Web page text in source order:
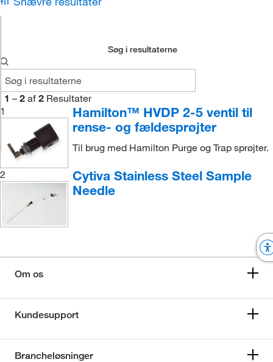
Søg i resultaterne
1 – 2 af 2 Resultater
1
Hamilton™ HVDP 2-5 ventil til
rense- og fældesprøjter
Til brug med Hamilton Purge og Trap sprøjter.
2
Cytiva Stainless Steel Sample
Needle
Om os
Kundesupport
Brancheløsninger